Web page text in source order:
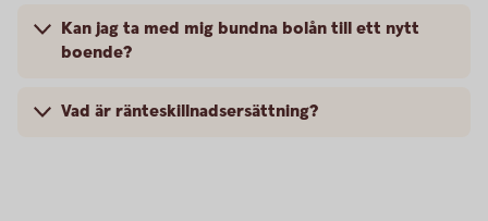
Kan jag ta med mig bundna bolån till ett nytt
boende?
Vad är ränteskillnadsersättning?